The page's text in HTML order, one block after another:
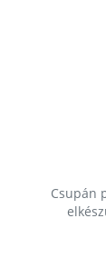
Csupán